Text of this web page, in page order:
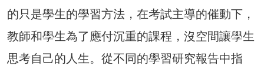
的只是學生的學習方法，在考試主導的催動下，
教師和學生為了應付沉重的課程，沒空間讓學生
思考自己的人生。從不同的學習研究報告中指